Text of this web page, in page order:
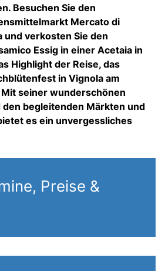
Besuchen Sie den
Mercato di
und verkosten Sie den
Essig in einer Acetaia in
Highlight der Reise, das
in Vignola am
seiner wunderschönen
begleitenden Märkten und
es ein unvergessliches
Preise &